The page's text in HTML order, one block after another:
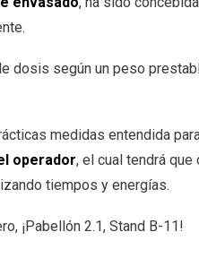
dosis según un peso
medidas entendida
operador, el cual tendrá
tiempos y energías.
¡Pabellón 2.1, Stand B-11!